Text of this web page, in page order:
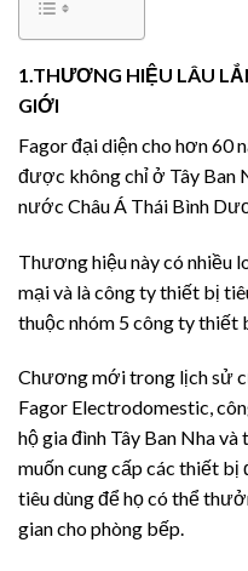
1.THƯƠNG HIỆU LÂU
GIỚI
Fagor đại diện cho hơn 60
được không chỉ ở Tây Ban
nước Châu Á Thái Bình
Thương hiệu này có nhiều
mại và là công ty thiết bị
thuộc nhóm 5 công ty thiết
Chương mới trong lịch sử
Fagor Electrodomestic,
hộ gia đình Tây Ban Nha
muốn cung cấp các thiết
tiêu dùng để họ có thể
gian cho phòng bếp.